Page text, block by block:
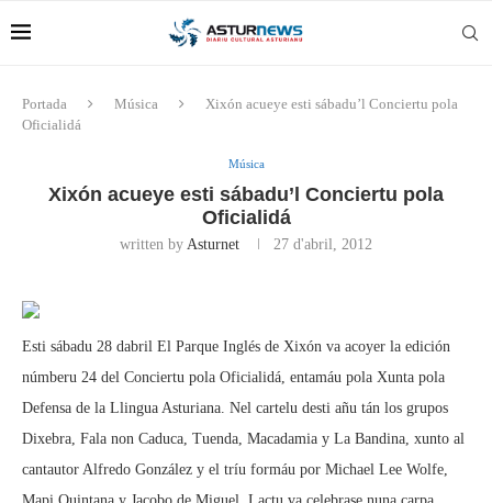
Portada Música
Xixón acueye esti sábadu’l Conciertu pola
Oficialidá
Música
Xixón acueye esti sábadu’l Conciertu pola
Oficialidá
written by Asturnet 27 d'abril, 2012
Esti sábadu 28 dabril El Parque Inglés de Xixón va acoyer la edición
númberu 24 del Conciertu pola Oficialidá, entamáu pola Xunta pola
Defensa de la Llingua Asturiana. Nel cartelu desti añu tán los grupos
Dixebra, Fala non Caduca, Tuenda, Macadamia y La Bandina, xunto al
cantautor Alfredo González y el tríu formáu por Michael Lee Wolfe,